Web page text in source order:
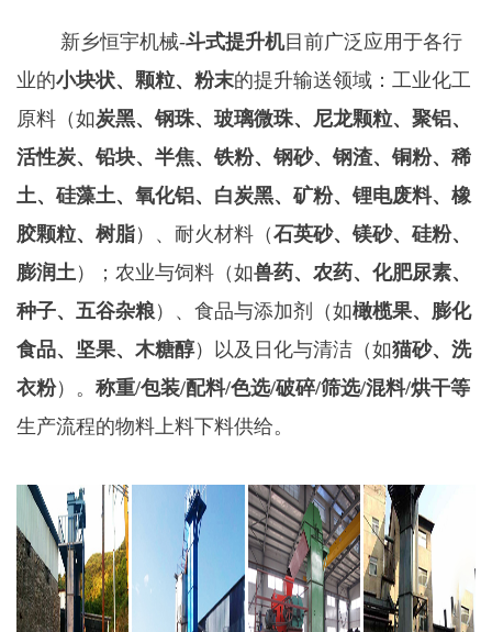
新乡恒宇机械-斗式提升机目前广泛应用于各行
业的小块状、颗粒、粉末的提升输送领域：工业化工
原料‌（如炭黑、钢珠、玻璃微珠、尼龙颗粒、聚铝、
活性炭、铅块、半焦、铁粉、钢砂、钢渣、铜粉、稀
土、硅藻土、氧化铝、白炭黑、矿粉、锂电废料、橡
胶颗粒、树脂）、耐火材料（石英砂、镁砂、硅粉、
膨润土）‌；农业与饲料‌（如兽药、农药、化肥尿素、
种子、五谷杂粮）、‌食品与添加剂‌（如橄榄果、膨化
食品、坚果、木糖醇）以及‌日化与清洁‌（如猫砂、洗
衣粉）。 称重/包装/配料/色选/破碎/筛选/混料/烘干等
生产流程的物料上料下料供给。